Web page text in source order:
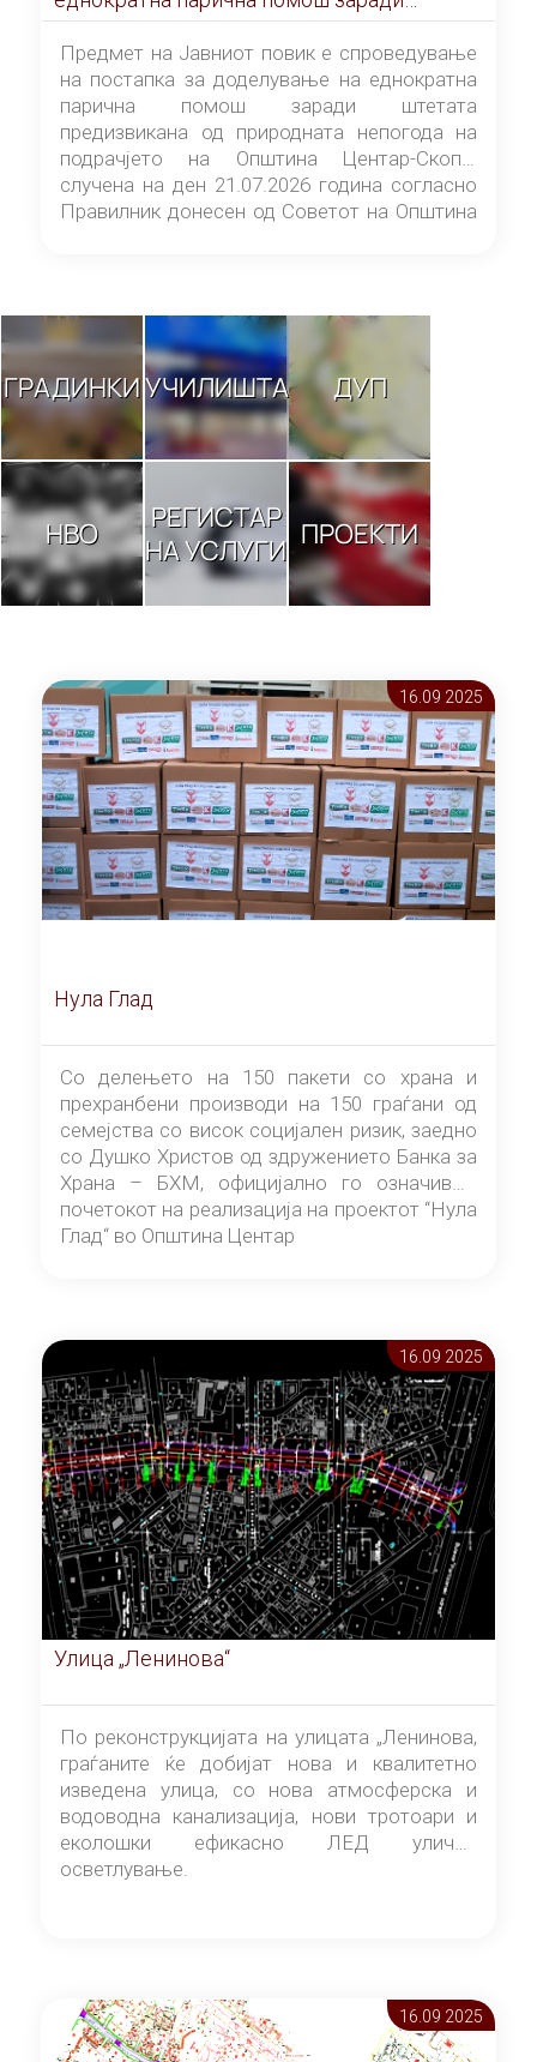
штетата предизвикана од природната
непогода на подрачјето на Општина
Центар-Скопје случена на ден 21.07.2026
година
Предмет на Јавниот повик е спроведување
на постапка за доделување на еднократна
парична помош заради штетата
предизвикана од природната непогода на
подрачјето на Општина Центар-Скопје
случена на ден 21.07.2026 година согласно
Правилник донесен од Советот на Општина
ГРАДИНКИУЧИЛИШТА ДУП
НВО
РЕГИСТАР
НА УСЛУГИ ПРОЕКТИ
16.09 2025
Нула Глад
Со делењето на 150 пакети со храна и
прехранбени производи на 150 граѓани од
семејства со висок социјален ризик, заедно
со Душко Христов од здружението Банка за
Храна – БХМ, официјално го означивме
почетокот на реализација на проектот “Нула
Глад“ во Општина Центар
16.09 2025
Улица „Ленинова“
По реконструкцијата на улицата „Ленинова,
граѓаните ќе добијат нова и квалитетно
изведена улица, со нова атмосферска и
водоводна канализација, нови тротоари и
еколошки ефикасно ЛЕД улично
осветлување.
16.09 2025